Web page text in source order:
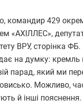
командир 429
«АХІЛЛЕС»,
ВРУ, сторінка ФБ.
на думку: кремль
парад, який ми
Можливо,
й інші